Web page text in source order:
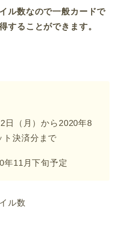
ル数なので一般カードで
することができます。
日（月）から2020年8
ト決済分まで
年11月下旬予定
ル数